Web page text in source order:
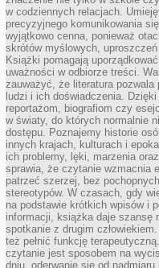
w codziennych relacjach.
precyzyjnego komunikowania
wyjątkowo cenna, ponieważ
skrótów myślowych,
Książki pomagają
uważności w odbiorze treści.
zauważyć, że literatura pozwala
ludzi i ich doświadczenia.
reportażom, biografiom czy
w światy, do których normalnie
dostępu. Poznajemy historie
innych krajach, kulturach i
ich problemy, lęki, marzenia
sprawia, że czytanie wzmacnia
patrzeć szerzej, bez
stereotypów. W czasach, gdy
na podstawie krótkich wpisów i
informacji, książka daje szansę
spotkanie z drugim
też pełnić funkcję
czytanie jest sposobem na
dniu, oderwanie się od nadmiaru